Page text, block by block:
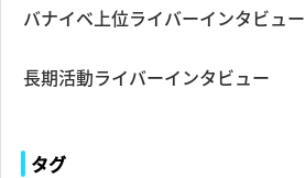
バナイベ上位ライバーインタビュー
長期活動ライバーインタビュー
タグ